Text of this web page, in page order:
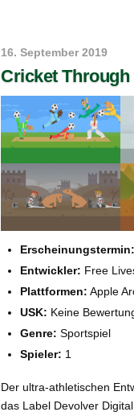
16. September 2019
Cricket Through
Erscheinungstermin:
Entwickler: Free
Plattformen: Apple
USK: Keine
Genre: Sportspiel
Spieler: 1
Der ultra-athletischen
das Label Devolver